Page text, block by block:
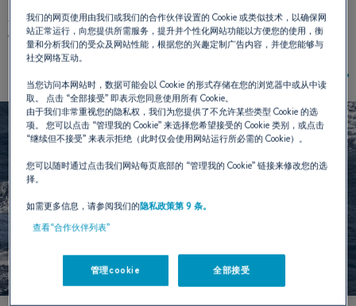
人数不多，也可以轻松驾驭她。锋仕Yacht 53的发布代表了
锋仕系列全新时代的来临。
我们的网页使用由我们或我们的合作伙伴设置的 Cookie 或类似技术，以确保网
站正常运行，向您提供所需服务，提升并个性化网站功能以方便您的使用，衡
量和分析我们的受众及网站性能，根据您的兴趣定制广告内容，并使您能够与
社交网络互动。
当您访问本网站时，数据可能会以 Cookie 的形式存储在您的浏览器中或从中读
取。 点击 “全部接受”即表示您同意使用所有 Cookie。
由于我们非常重视您的隐私权，我们为您提供了不允许某些类型 Cookie 的选
项。 您可以点击 “管理我的 Cookie”来选择您希望接受的 Cookie 类别，或点击
“继续但不接受”来表示拒绝（此时仅会使用网站运行所必需的 Cookie）。
您可以随时通过点击我们网站每页底部的 “管理我的 Cookie”链接来修改您的选
择。
如需更多信息，请参阅我们的隐私政策第 9 条。
查看“合作伙伴列表”
管理cookie 全部接受